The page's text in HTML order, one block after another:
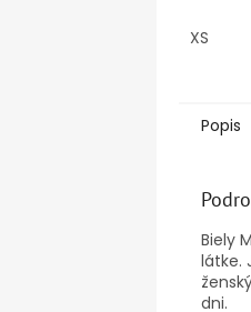
z
5
XS
Popis
Biely
látke.
dni.